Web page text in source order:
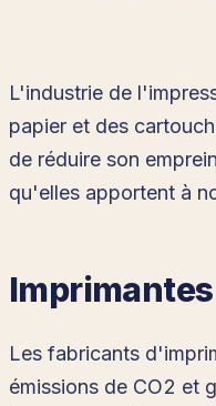
L'industrie de
papier et des
de réduire son
qu'elles apportent à
Les fabricants
émissions de CO2 et